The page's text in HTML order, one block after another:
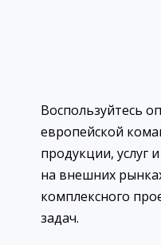
Воспользуйтесь
европейской
продукции, услуг
на внешних
комплексного
задач.